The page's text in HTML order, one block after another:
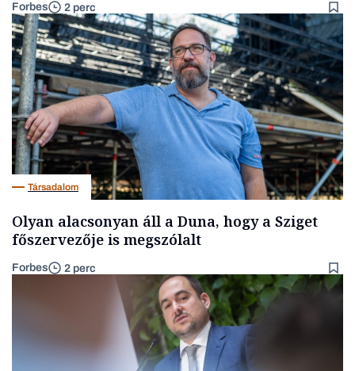
Forbes 2 perc
Társadalom
Olyan alacsonyan áll a Duna, hogy a Sziget
főszervezője is megszólalt
Forbes 2 perc